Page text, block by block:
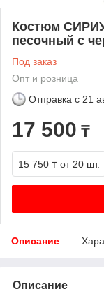
Костюм
песочный с
Под заказ
Опт и розница
Отправка с 21
17 500 ₸
15 750 ₸ от 20 шт.
Описание
Описание